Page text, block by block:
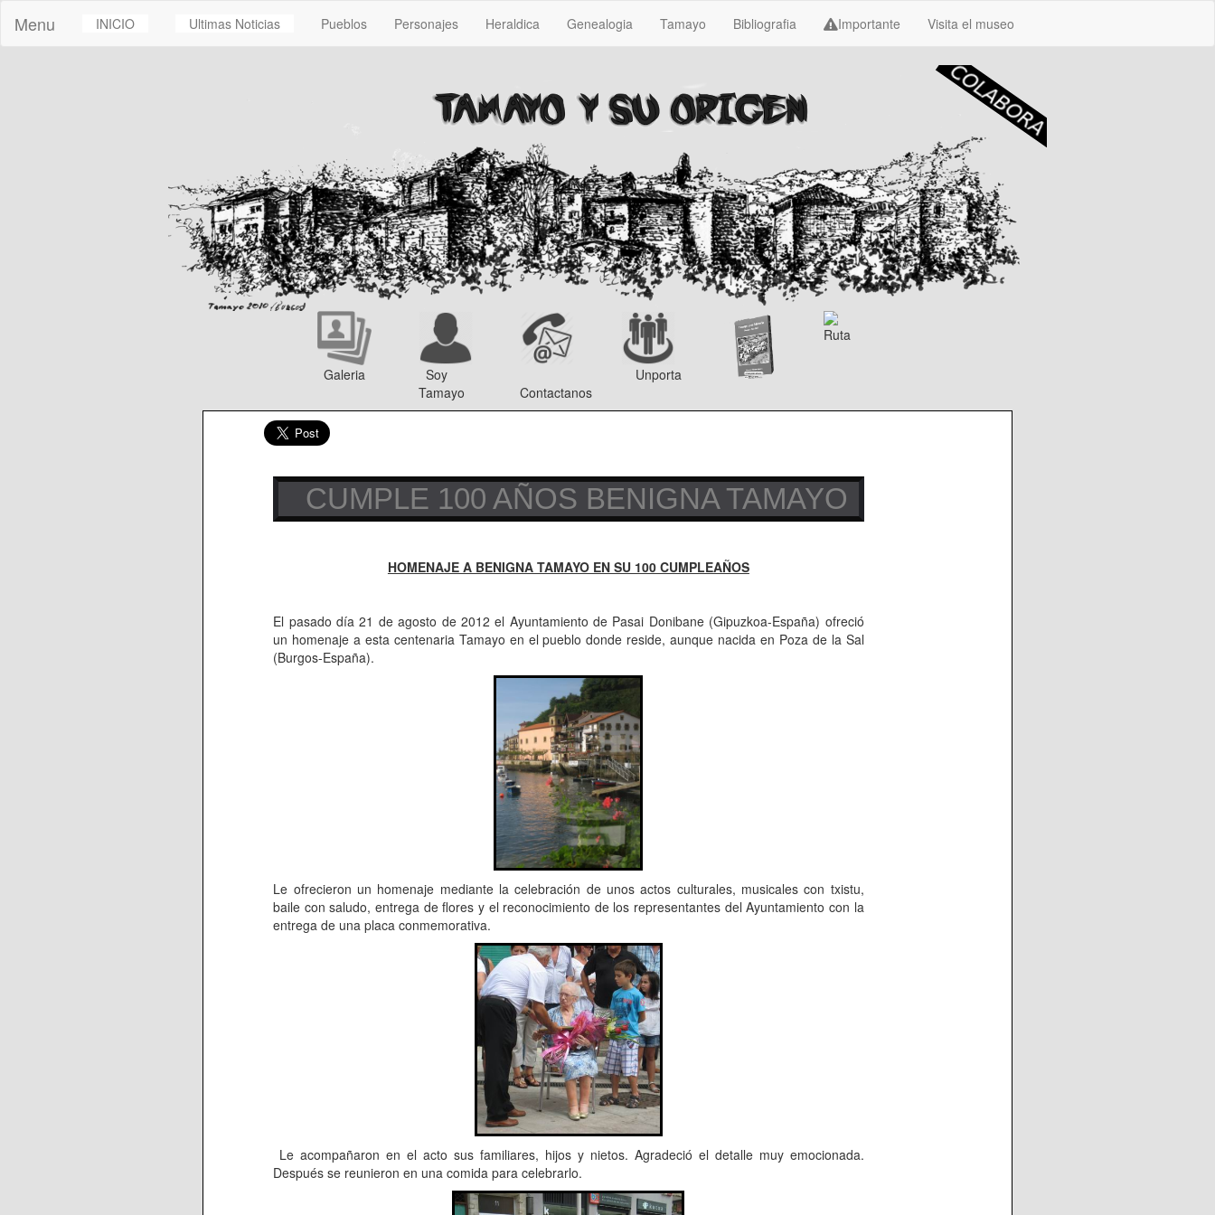
Menu INICIO Ultimas Noticias Pueblos Personajes Heraldica Genealogia Tamayo Bibliografia Importante Visita el museo
Galeria
Soy
Tamayo
Contactanos
Unporta
Ruta
CUMPLE 100 AÑOS BENIGNA TAMAYO
HOMENAJE A BENIGNA TAMAYO EN SU 100 CUMPLEAÑOS
El pasado día 21 de agosto de 2012 el Ayuntamiento de Pasai Donibane (Gipuzkoa-España) ofreció
un homenaje a esta centenaria Tamayo en el pueblo donde reside, aunque nacida en Poza de la Sal
(Burgos-España).
Le ofrecieron un homenaje mediante la celebración de unos actos culturales, musicales con txistu,
baile con saludo, entrega de flores y el reconocimiento de los representantes del Ayuntamiento con la
entrega de una placa conmemorativa.
Le acompañaron en el acto sus familiares, hijos y nietos. Agradeció el detalle muy emocionada.
Después se reunieron en una comida para celebrarlo.